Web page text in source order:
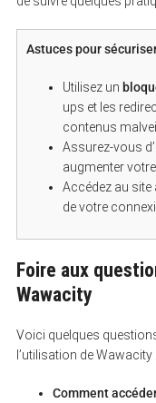
Astuces pour
Utilisez un
ups et les
contenus
Assurez-vous
augmenter
Accédez au site
de votre
Foire aux
Wawacity
Voici quelques
l’utilisation de Wawacity :
Comment